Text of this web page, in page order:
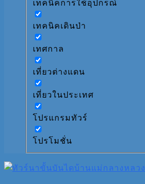
เทคนิคการใช้อุปกรณ์
เทคนิคเดินป่า
เทศกาล
เที่ยวต่างแดน
เที่ยวในประเทศ
โปรแกรมทัวร์
โปรโมชั่น